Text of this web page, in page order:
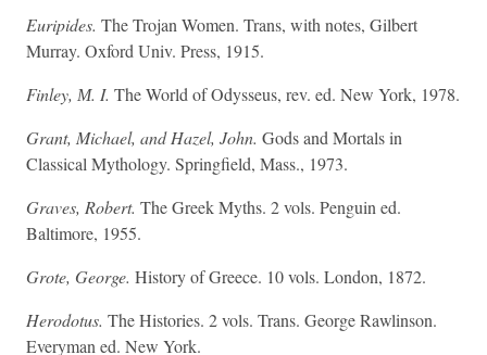
Euripides. The Trojan Women. Trans, with notes, Gilbert
Murray. Oxford Univ. Press, 1915.
Finley, М. I. The World of Odysseus, rev. ed. New York, 1978.
Grant, Michael, and Hazel, John. Gods and Mortals in
Classical Mythology. Springfield, Mass., 1973.
Graves, Robert. The Greek Myths. 2 vols. Penguin ed.
Baltimore, 1955.
Grote, George. History of Greece. 10 vols. London, 1872.
Herodotus. The Histories. 2 vols. Trans. George Rawlinson.
Everyman ed. New York.